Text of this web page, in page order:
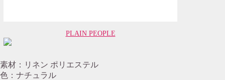
PLAIN PEOPLE
素材：リネン ポリエステル
色：ナチュラル